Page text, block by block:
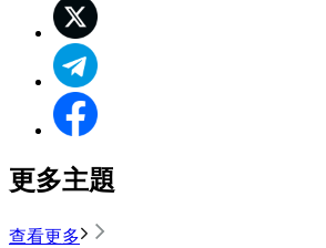
更多主題
查看更多